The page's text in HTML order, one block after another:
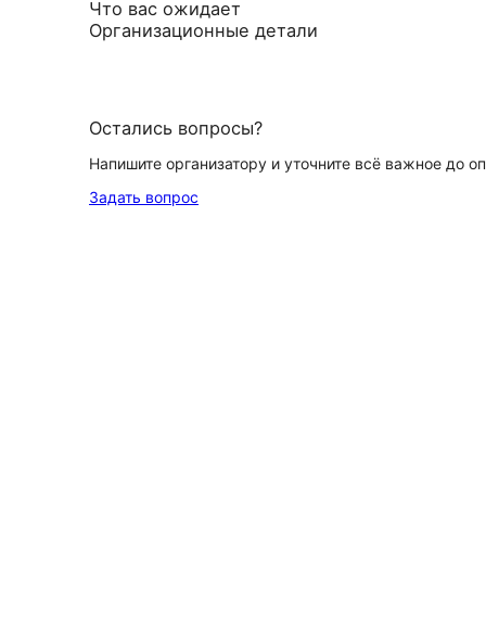
Что вас ожидает
Организационные детали
Остались вопросы?
Напишите организатору и уточните всё важное до
Задать вопрос